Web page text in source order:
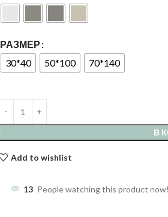
РАЗМЕР
30*40
50*100 70*140
В
Add to wishlist
13 People watching this product now!